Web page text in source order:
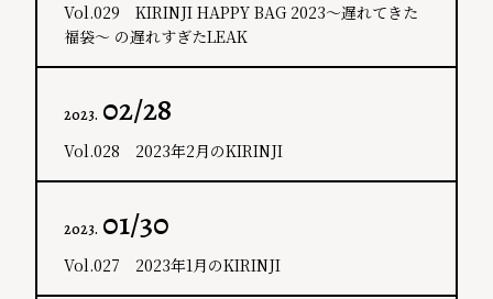
Vol.029 KIRINJI HAPPY BAG 2023～遅れてきた
福袋～ の遅れすぎたLEAK
2023. 02/28
Vol.028 2023年2月のKIRINJI
2023. 01/30
Vol.027 2023年1月のKIRINJI